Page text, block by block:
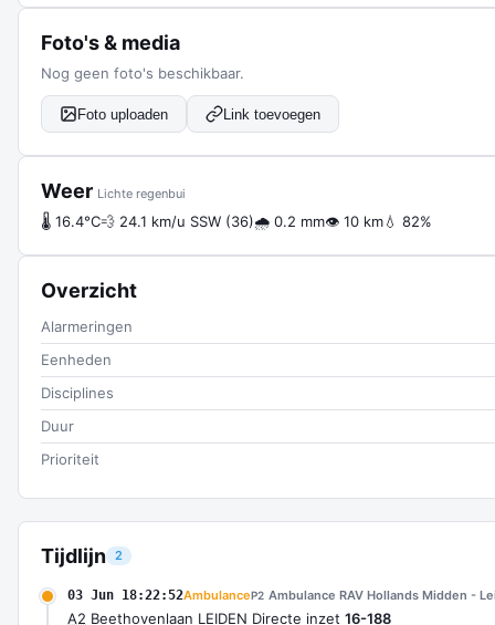
Tijdlijn 2
03 Jun 18:22:52AmbulanceP2 Ambulance RAV Hollands Midden -
A2 Beethovenlaan LEIDEN Directe inzet 16-188
Foto's & media
Nog geen foto's beschikbaar.
Foto uploaden Link toevoegen
Weer Lichte regenbui
🌡 16.4°C💨 24.1 km/u SSW (36)🌧 0.2 mm👁 10 km💧 82%
Overzicht
Alarmeringen
Eenheden
Disciplines
Duur
Prioriteit